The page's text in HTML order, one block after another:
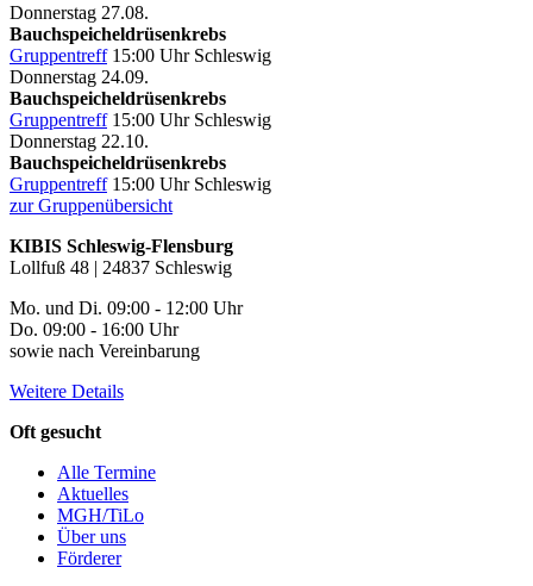
Donnerstag 27.08.
Bauchspeicheldrüsenkrebs
Gruppentreff 15:00 Uhr Schleswig
Donnerstag 24.09.
Bauchspeicheldrüsenkrebs
Gruppentreff 15:00 Uhr Schleswig
Donnerstag 22.10.
Bauchspeicheldrüsenkrebs
Gruppentreff 15:00 Uhr Schleswig
zur Gruppenübersicht
KIBIS Schleswig-Flensburg
Lollfuß 48 | 24837 Schleswig
Mo. und Di. 09:00 - 12:00 Uhr
Do. 09:00 - 16:00 Uhr
sowie nach Vereinbarung
Weitere Details
Oft gesucht
Alle Termine
Aktuelles
MGH/TiLo
Über uns
Förderer